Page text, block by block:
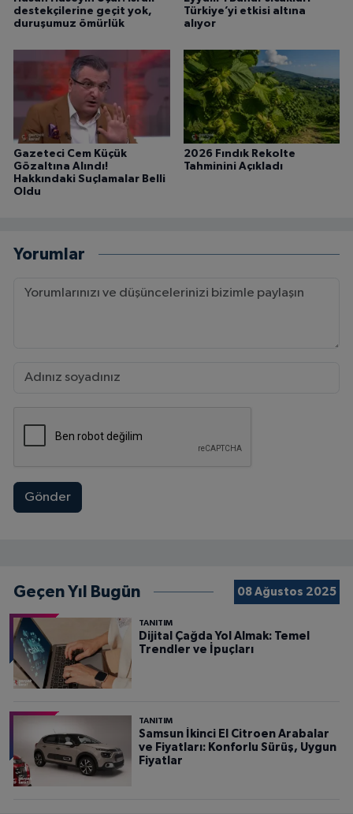
destekçilerine geçit yok,
duruşumuz ömürlük
Türkiye’yi etkisi altına
alıyor
Gazeteci Cem Küçük
Gözaltına Alındı!
Hakkındaki Suçlamalar Belli
Oldu
2026 Fındık Rekolte
Tahminini Açıkladı
Yorumlar
Gönder
Geçen Yıl Bugün 08 Ağustos 2025
TANITIM
Dijital Çağda Yol Almak: Temel
Trendler ve İpuçları
TANITIM
Samsun İkinci El Citroen Arabalar
ve Fiyatları: Konforlu Sürüş, Uygun
Fiyatlar